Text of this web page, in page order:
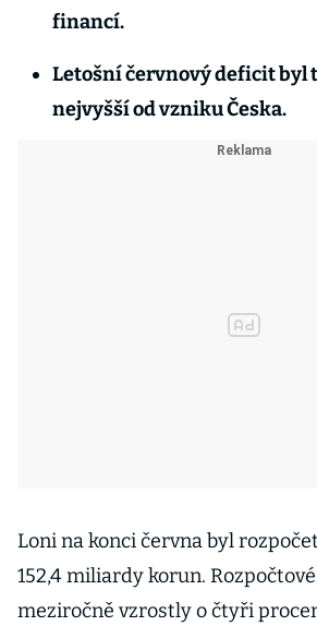
financí.
Letošní červnový deficit byl
nejvyšší od vzniku Česka.
Loni na konci června byl
152,4 miliardy korun.
meziročně vzrostly o čtyři